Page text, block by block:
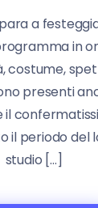
a
in
costume,
presenti
il
il periodo del
studio […]